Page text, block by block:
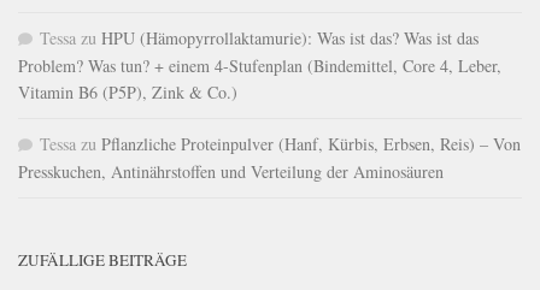
Tessa zu HPU (Hämopyrrollaktamurie): Was ist das? Was ist das
Problem? Was tun? + einem 4-Stufenplan (Bindemittel, Core 4, Leber,
Vitamin B6 (P5P), Zink & Co.)
Tessa zu Pflanzliche Proteinpulver (Hanf, Kürbis, Erbsen, Reis) – Von
Presskuchen, Antinährstoffen und Verteilung der Aminosäuren
ZUFÄLLIGE BEITRÄGE